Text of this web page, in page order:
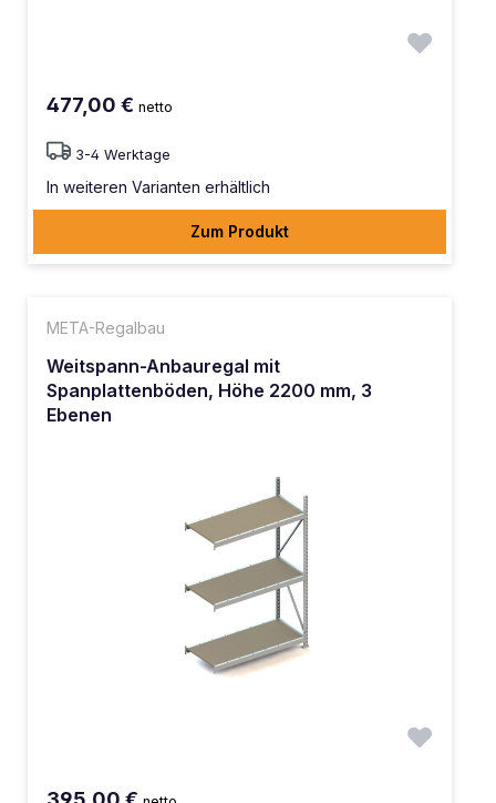
477,00 € netto
3-4 Werktage
In weiteren Varianten erhältlich
Zum Produkt
META-Regalbau
Weitspann-Anbauregal mit
Spanplattenböden, Höhe 2200 mm, 3
Ebenen